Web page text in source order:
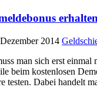
2014
man sich erst
beim kostenlosen
Dabei handelt